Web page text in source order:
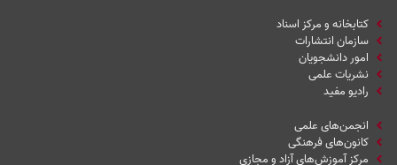
کتابخانه و مرکز اسناد
سازمان انتشارات
امور دانشجویان
نشریات علمی
رادیو مفید
انجمن‌های علمی
کانون‌های فرهنگی
مرکز آموزش‌های آزاد و مجازی